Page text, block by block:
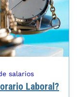
salarios
Laboral?